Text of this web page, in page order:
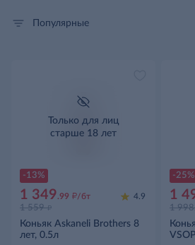
Популярные
-13%
Только для лиц
старше 18 лет
1 349.99 д/бт
1 559 д
4.9
Коньяк Askaneli Brothers 8
лет, 0.5л
-25%
1
1 998